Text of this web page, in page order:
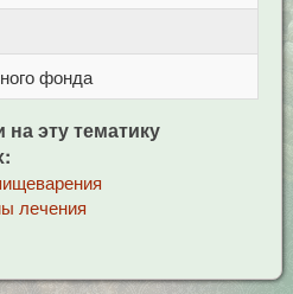
фонда
на эту тематику
лечения